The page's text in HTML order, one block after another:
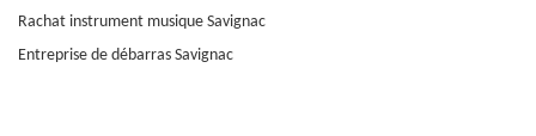
Rachat instrument musique Savignac
Entreprise de débarras Savignac